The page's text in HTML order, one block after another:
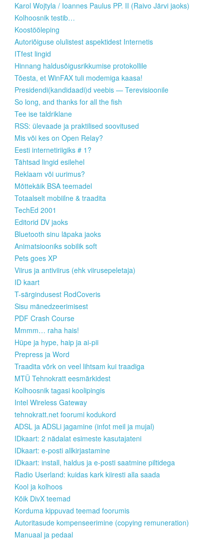
Karol Wojtyla / Ioannes Paulus PP. II (Raivo Järvi jaoks)
Kolhoosnik testib…
Koostööleping
Autoriõiguse olulistest aspektidest Internetis
ITfest lingid
Hinnang haldusõigusrikkumise protokollile
Tõesta, et WinFAX tuli modemiga kaasa!
Presidendi(kandidaadi)d veebis — Terevisioonile
So long, and thanks for all the fish
Tee ise taldriklane
RSS: ülevaade ja praktilised soovitused
Mis või kes on Open Relay?
Eesti internetiriigiks # 1?
Tähtsad lingid esilehel
Reklaam või uurimus?
Mõttekäik BSA teemadel
Totaalselt mobiilne & traadita
TechEd 2001
Editorid DV jaoks
Bluetooth sinu läpaka jaoks
Animatsiooniks sobilik soft
Pets goes XP
Viirus ja antiviirus (ehk viirusepeletaja)
ID kaart
T-särgindusest RodCoveris
Sisu mänedzeerimisest
PDF Crash Course
Mmmm… raha hais!
Hüpe ja hype, haip ja ai-pii
Prepress ja Word
Traadita võrk on veel lihtsam kui traadiga
MTÜ Tehnokratt eesmärkidest
Kolhoosnik tagasi koolipingis
Intel Wireless Gateway
tehnokratt.net foorumi kodukord
ADSL ja ADSLi jagamine (infot meil ja mujal)
IDkaart: 2 nädalat esimeste kasutajateni
IDkaart: e-posti allkirjastamine
IDkaart: install, haldus ja e-posti saatmine piltidega
Radio Userland: kuidas kark kiiresti alla saada
Kool ja kolhoos
Kõik DivX teemad
Korduma kippuvad teemad foorumis
Autoritasude kompenseerimine (copying remuneration)
Manuaal ja pedaal